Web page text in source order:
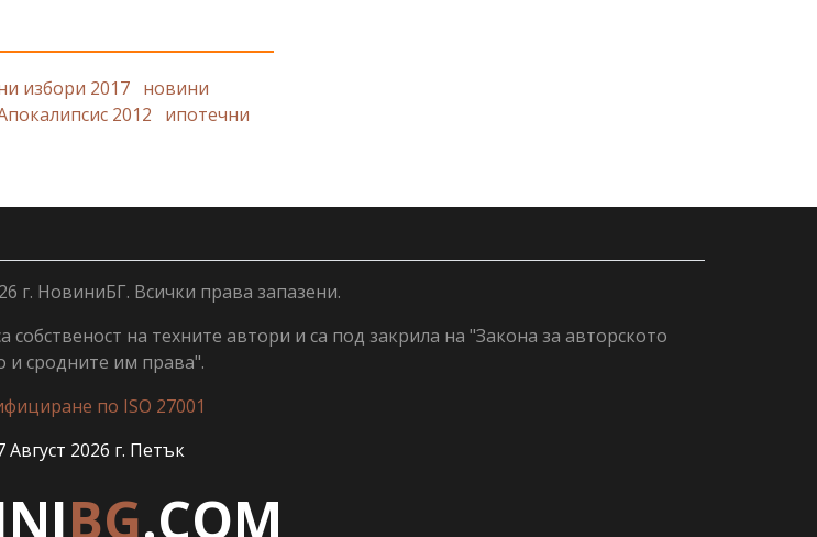
избори 2017 новини
2012
ипотечни
г. НовиниБГ. Всички права запазени.
на техните автори и са под закрила на "Закона за авторското
и сродните им права".
по ISO 27001
Август 2026 г. Петък
BG.COM